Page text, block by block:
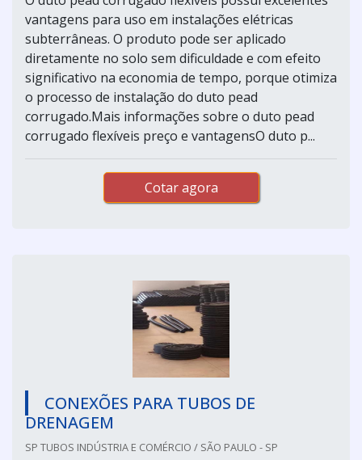
vantagens para uso em instalações elétricas
subterrâneas. O produto pode ser aplicado
diretamente no solo sem dificuldade e com efeito
significativo na economia de tempo, porque otimiza
o processo de instalação do duto pead
corrugado.Mais informações sobre o duto pead
corrugado flexíveis preço e vantagensO duto p...
Cotar agora
CONEXÕES PARA TUBOS DE
DRENAGEM
SP TUBOS INDÚSTRIA E COMÉRCIO / SÃO PAULO - SP